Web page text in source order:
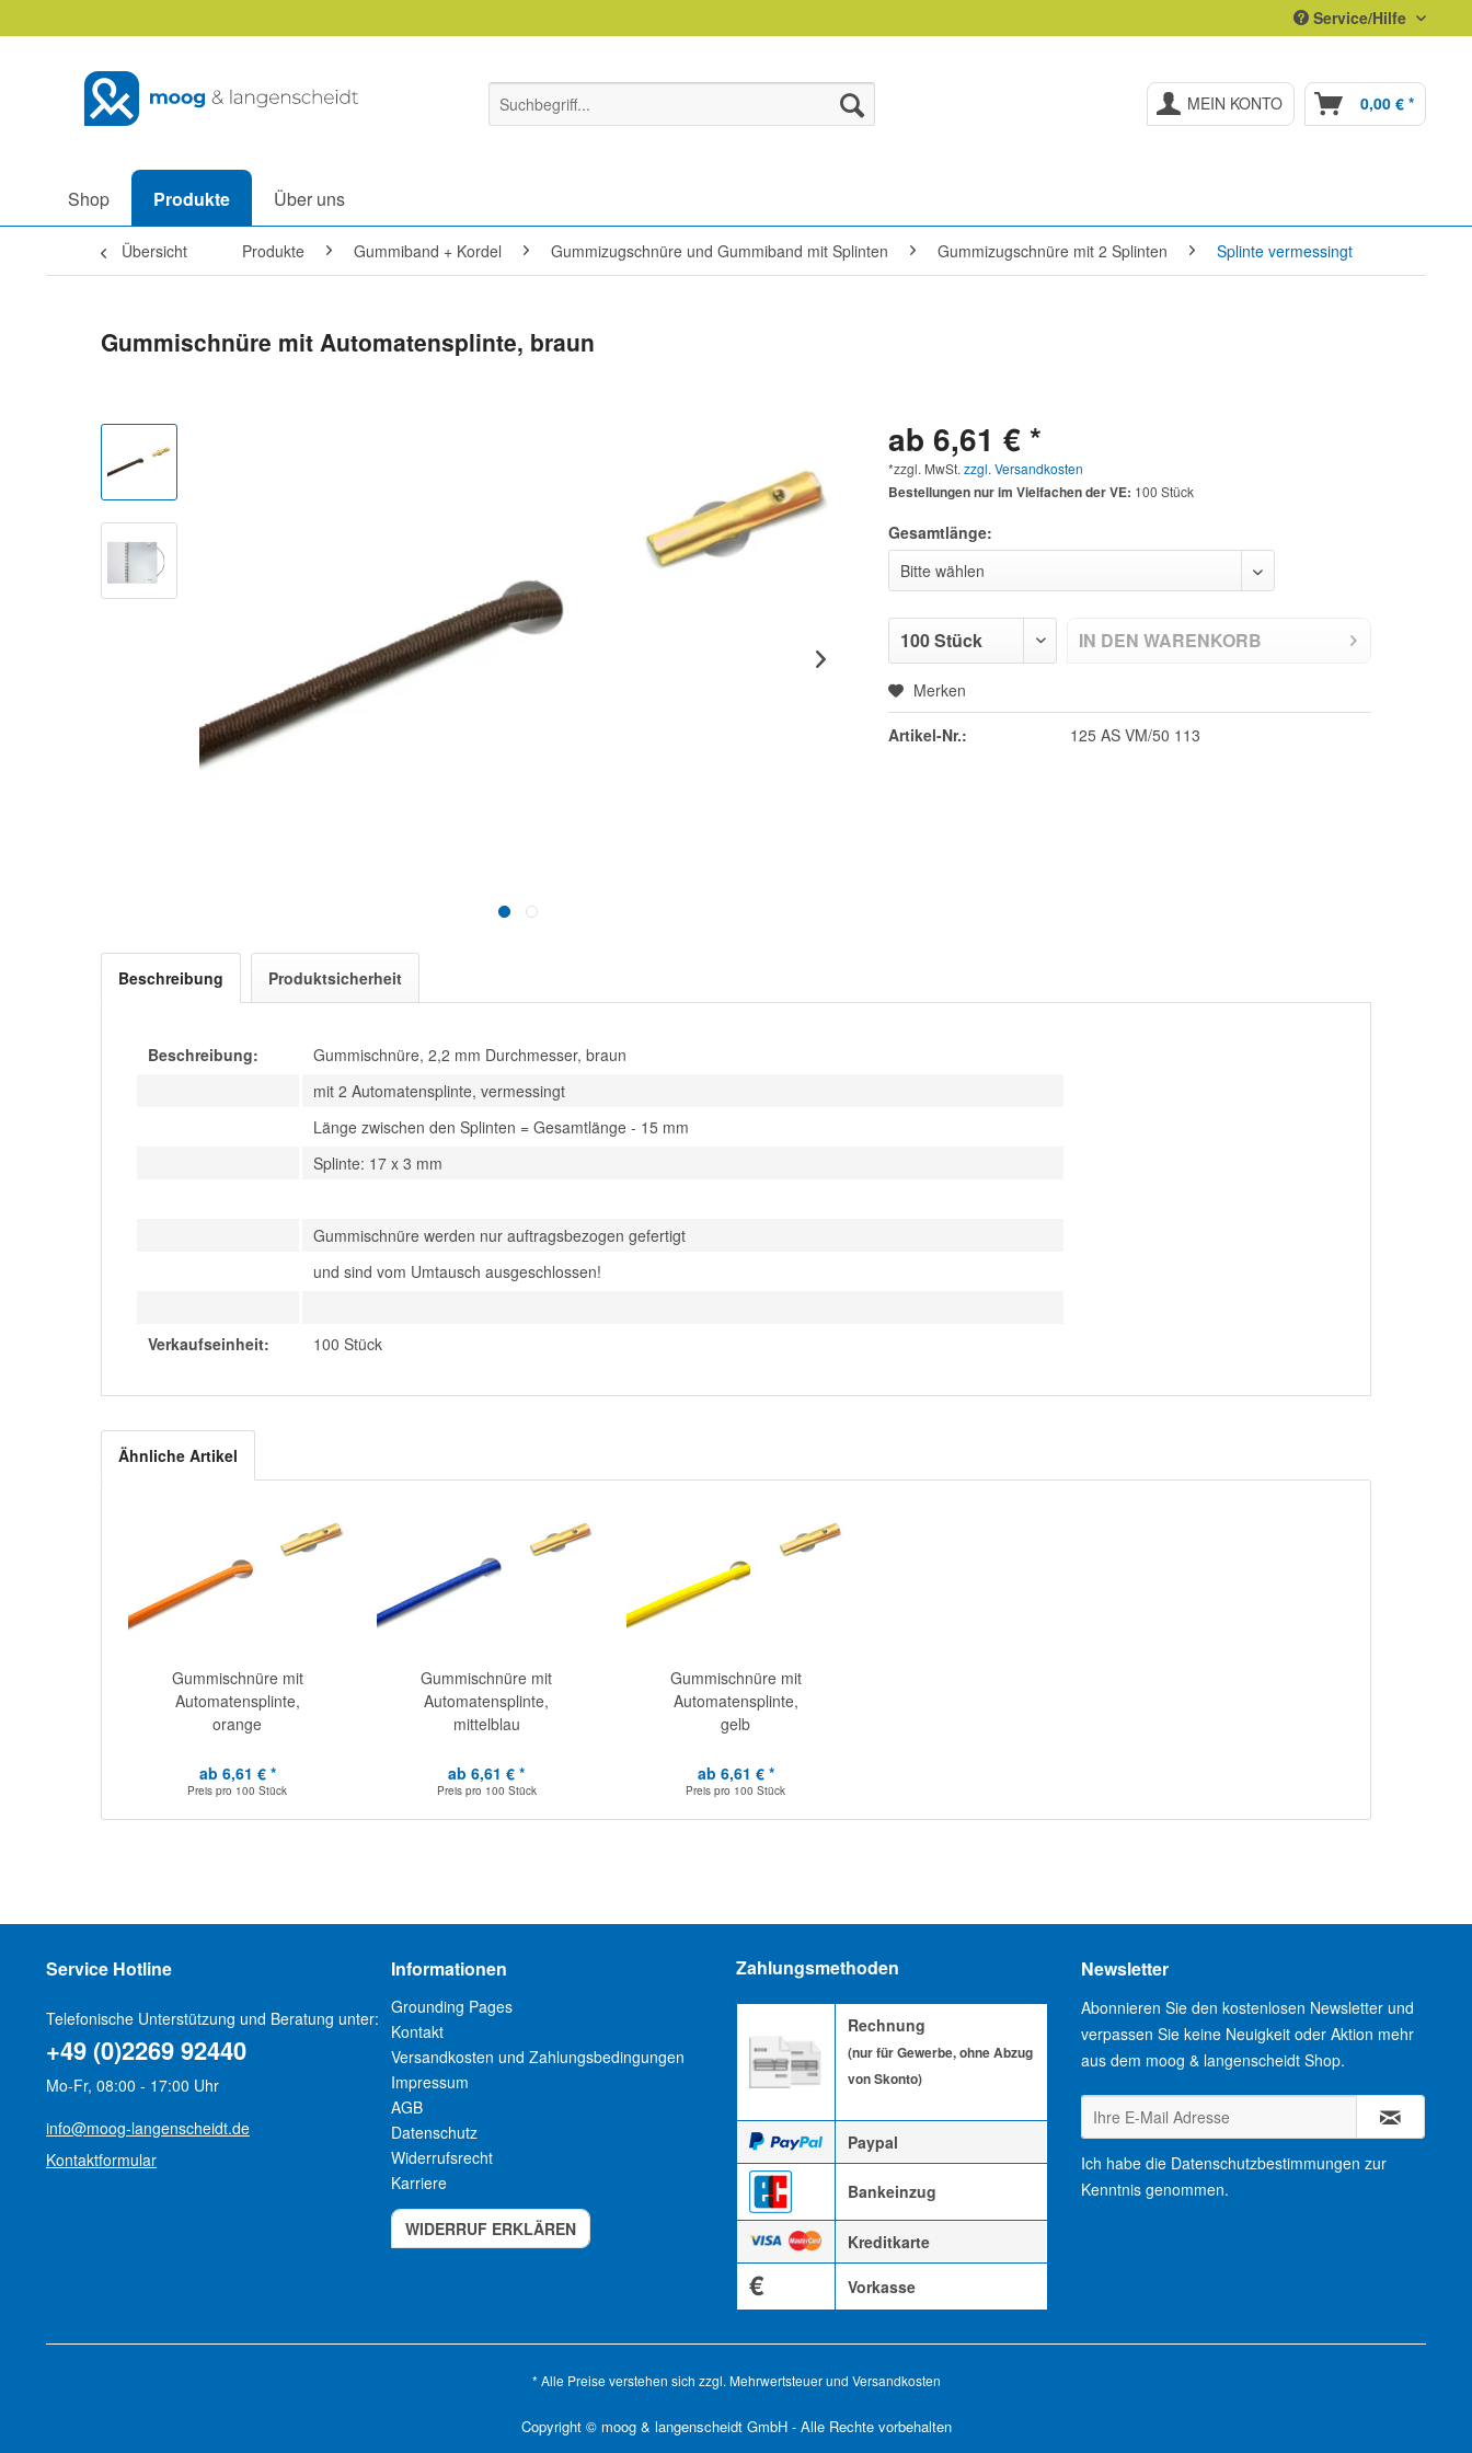
Service/Hilfe
MEIN KONTO 0,00 € *
Shop Produkte Über uns
Übersicht Produkte Gummiband + Kordel Gummizugschnüre und Gummiband mit Splinten Gummizugschnüre mit 2 Splinten Splinte vermessingt
Gummischnüre mit Automatensplinte, braun
ab 6,61 € *
*zzgl. MwSt.zzgl. Versandkosten
Bestellungen nur im Vielfachen der VE: 100 Stück
Gesamtlänge:
IN DEN WARENKORB
Merken
Artikel-Nr.: 125 AS VM/50 113
Beschreibung Produktsicherheit
Beschreibung:
Gummischnüre, 2,2 mm Durchmesser, braun
mit 2 Automatensplinte, vermessingt
Länge zwischen den Splinten = Gesamtlänge - 15 mm
Splinte: 17 x 3 mm
Gummischnüre werden nur auftragsbezogen gefertigt
und sind vom Umtausch ausgeschlossen!
Verkaufseinheit: 100 Stück
Ähnliche Artikel
Gummischnüre mit
Automatensplinte,
orange
ab 6,61 € *
Preis pro 100 Stück
Gummischnüre mit
Automatensplinte,
mittelblau
ab 6,61 € *
Preis pro 100 Stück
Gummischnüre mit
Automatensplinte,
gelb
ab 6,61 € *
Preis pro 100 Stück
Service Hotline
Telefonische Unterstützung und Beratung unter:
+49 (0)2269 92440
Mo-Fr, 08:00 - 17:00 Uhr
info@moog-langenscheidt.de
Kontaktformular
Informationen
Grounding Pages
Kontakt
Versandkosten und Zahlungsbedingungen
Impressum
AGB
Datenschutz
Widerrufsrecht
Karriere
WIDERRUF ERKLÄREN
Zahlungsmethoden
Rechnung
(nur für Gewerbe, ohne Abzug
von Skonto)
Paypal
Bankeinzug
Kreditkarte
€ Vorkasse
Newsletter
Abonnieren Sie den kostenlosen Newsletter und
verpassen Sie keine Neuigkeit oder Aktion mehr
aus dem moog & langenscheidt Shop.
Ich habe die Datenschutzbestimmungen zur
Kenntnis genommen.
* Alle Preise verstehen sich zzgl. Mehrwertsteuer und Versandkosten
Copyright © moog & langenscheidt GmbH - Alle Rechte vorbehalten